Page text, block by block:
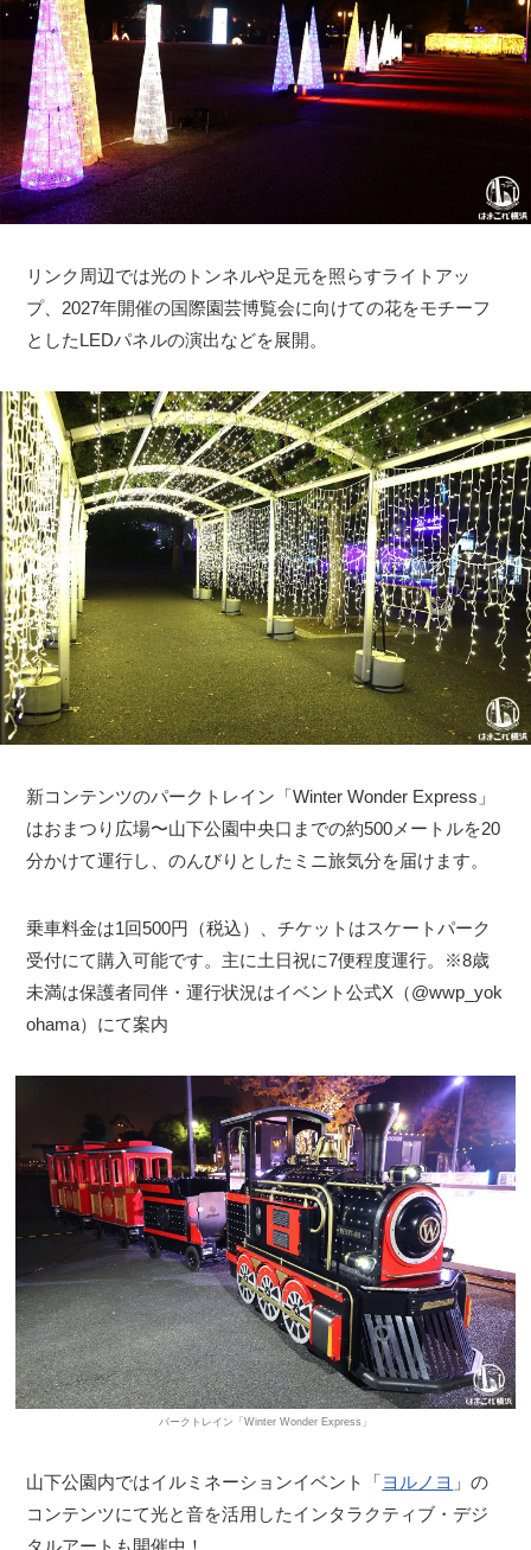
リンク周辺では光のトンネルや足元を照らすライトアッ
プ、2027年開催の国際園芸博覧会に向けての花をモチーフ
としたLEDパネルの演出などを展開。
新コンテンツのパークトレイン「Winter Wonder Express」
はおまつり広場〜山下公園中央口までの約500メートルを20
分かけて運行し、のんびりとしたミニ旅気分を届けます。
乗車料金は1回500円（税込）、チケットはスケートパーク
受付にて購入可能です。主に土日祝に7便程度運行。※8歳
未満は保護者同伴・運行状況はイベント公式X（@wwp_yok
ohama）にて案内
パークトレイン「Winter Wonder Express」
山下公園内ではイルミネーションイベント「ヨルノヨ 」の
コンテンツにて光と音を活用したインタラクティブ・デジ